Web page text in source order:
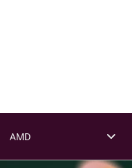
AMD